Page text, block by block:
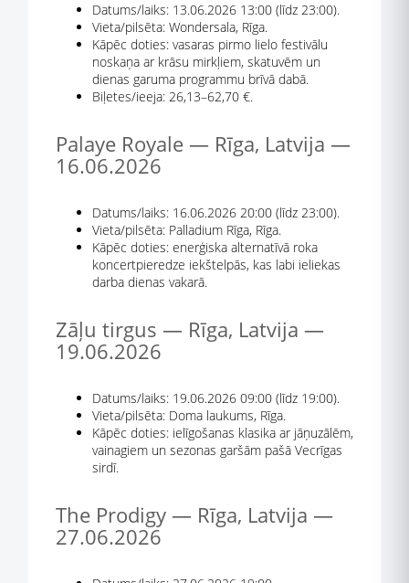
Datums/laiks: 13.06.2026 13:00 (līdz 23:00).
Vieta/pilsēta: Wondersala, Rīga.
Kāpēc doties: vasaras pirmo lielo festivālu
noskaņa ar krāsu mirkļiem, skatuvēm un
dienas garuma programmu brīvā dabā.
Biļetes/ieeja: 26,13–62,70 €.
Palaye Royale — Rīga, Latvija —
16.06.2026
Datums/laiks: 16.06.2026 20:00 (līdz 23:00).
Vieta/pilsēta: Palladium Rīga, Rīga.
Kāpēc doties: enerģiska alternatīvā roka
koncertpieredze iekštelpās, kas labi ieliekas
darba dienas vakarā.
Zāļu tirgus — Rīga, Latvija —
19.06.2026
Datums/laiks: 19.06.2026 09:00 (līdz 19:00).
Vieta/pilsēta: Doma laukums, Rīga.
Kāpēc doties: ielīgošanas klasika ar jāņuzālēm,
vainagiem un sezonas garšām pašā Vecrīgas
sirdī.
The Prodigy — Rīga, Latvija —
27.06.2026